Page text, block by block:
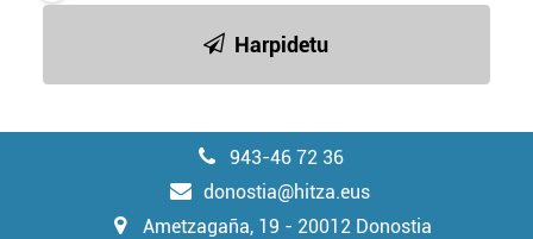
Harpidetu
943-46 72 36
donostia@hitza.eus
Ametzagaña, 19 - 20012 Donostia